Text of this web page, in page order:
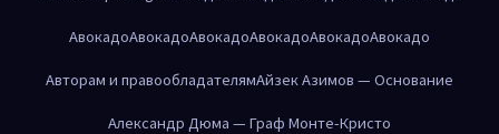
АвокадоАвокадоАвокадоАвокадоАвокадоАвокадо
Авторам и правообладателямАйзек Азимов — Основание
Александр Дюма — Граф Монте-Кристо